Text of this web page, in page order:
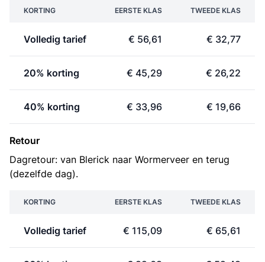
KORTING EERSTE KLAS TWEEDE KLAS
Volledig tarief € 56,61 € 32,77
20% korting € 45,29 € 26,22
40% korting € 33,96 € 19,66
Retour
Dagretour: van Blerick naar Wormerveer en terug
(dezelfde dag).
KORTING EERSTE KLAS TWEEDE KLAS
Volledig tarief € 115,09 € 65,61